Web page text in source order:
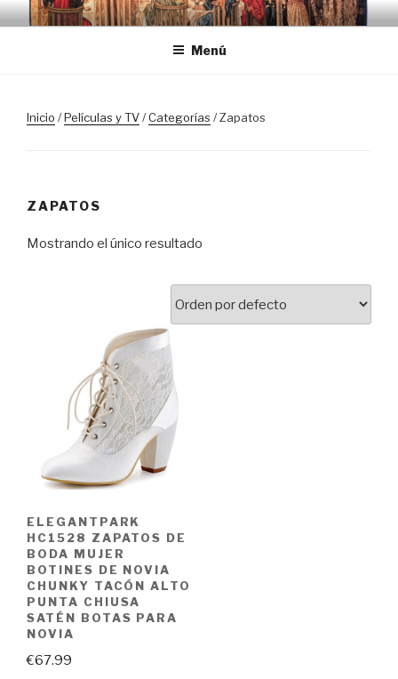
Saltar
al
Menú
Inicio /Películas y TV/Categorías / Zapatos
ZAPATOS
Mostrando el único resultado
ELEGANTPARK
HC1528 ZAPATOS DE
BODA MUJER
BOTINES DE NOVIA
CHUNKY TACÓN ALTO
PUNTA CHIUSA
SATÉN BOTAS PARA
NOVIA
€67.99